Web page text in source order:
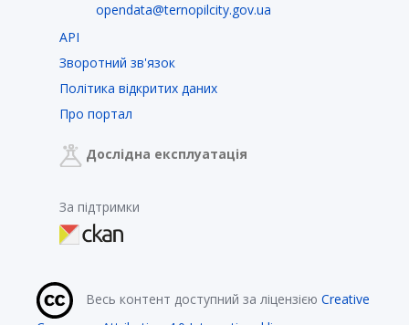
opendata@ternopilcity.gov.ua
API
Зворотний зв'язок
Політика відкритих даних
Про портал
Дослідна експлуатація
За підтримки
Весь контент доступний за ліцензією Creative